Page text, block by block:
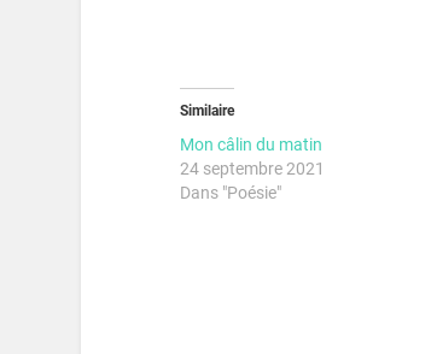
Similaire
Mon câlin du matin
24 septembre 2021
Dans "Poésie"